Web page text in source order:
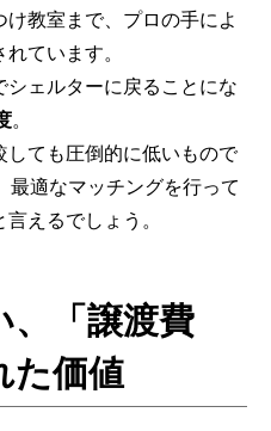
教室まで、プロの手によ
ています。
ェルターに戻ることにな
。
しても圧倒的に低いもので
最適なマッチングを行って
えるでしょう。
、「譲渡費
た価値